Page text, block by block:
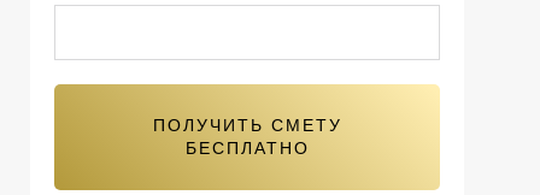
ПОЛУЧИТЬ СМЕТУ
БЕСПЛАТНО